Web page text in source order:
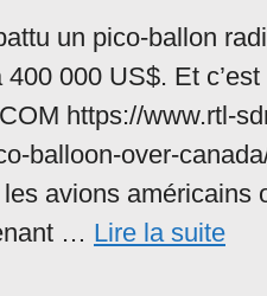
un pico-ballon
000 US$. Et
https://www.rtl-
balloon-over-
avions américains
… Lire la suite